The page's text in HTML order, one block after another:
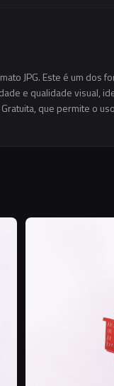
JPG. Este é um dos
e qualidade visual,
que permite o